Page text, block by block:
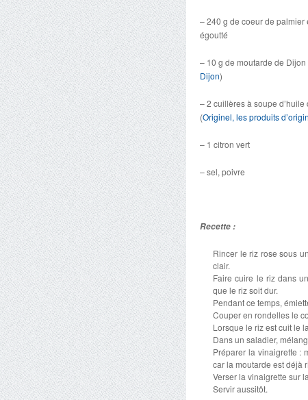
– 240 g de coeur de palmier
égoutté
– 10 g de moutarde de Dijon
Dijon)
– 2 cuillères à soupe d’huile
(Originel, les produits
– 1 citron vert
– sel, poivre
Recette :
Rincer le riz rose sous
clair.
Faire cuire le riz dans
que le riz soit dur.
Pendant ce temps,
Couper en rondelles le
Lorsque le riz est cuit le
Dans un saladier,
Préparer la vinaigrette :
car la moutarde est déjà
Verser la vinaigrette sur
Servir aussitôt.